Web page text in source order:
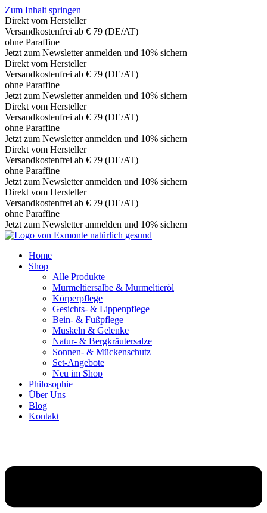
Zum Inhalt springen
Direkt vom Hersteller
Versandkostenfrei ab € 79 (DE/AT)
ohne Paraffine
Jetzt zum Newsletter anmelden und 10% sichern
Direkt vom Hersteller
Versandkostenfrei ab € 79 (DE/AT)
ohne Paraffine
Jetzt zum Newsletter anmelden und 10% sichern
Direkt vom Hersteller
Versandkostenfrei ab € 79 (DE/AT)
ohne Paraffine
Jetzt zum Newsletter anmelden und 10% sichern
Direkt vom Hersteller
Versandkostenfrei ab € 79 (DE/AT)
ohne Paraffine
Jetzt zum Newsletter anmelden und 10% sichern
Direkt vom Hersteller
Versandkostenfrei ab € 79 (DE/AT)
ohne Paraffine
Jetzt zum Newsletter anmelden und 10% sichern
Home
Shop
Alle Produkte
Murmeltiersalbe & Murmeltieröl
Körperpflege
Gesichts- & Lippenpflege
Bein- & Fußpflege
Muskeln & Gelenke
Natur- & Bergkräutersalze
Sonnen- & Mückenschutz
Set-Angebote
Neu im Shop
Philosophie
Über Uns
Blog
Kontakt